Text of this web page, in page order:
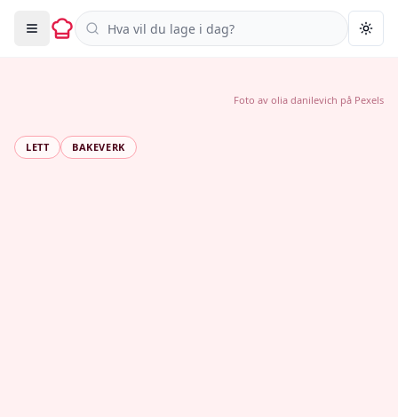
Søk i oppskrifter
LETT BAKEVERK
Foto av olia danilevich på Pexels